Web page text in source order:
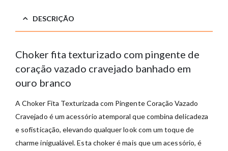
DESCRIÇÃO
Choker fita texturizado com pingente de
coração vazado cravejado banhado em
ouro branco
A Choker Fita Texturizada com Pingente Coração Vazado
Cravejado é um acessório atemporal que combina delicadeza
e sofisticação, elevando qualquer look com um toque de
charme inigualável. Esta choker é mais que um acessório, é